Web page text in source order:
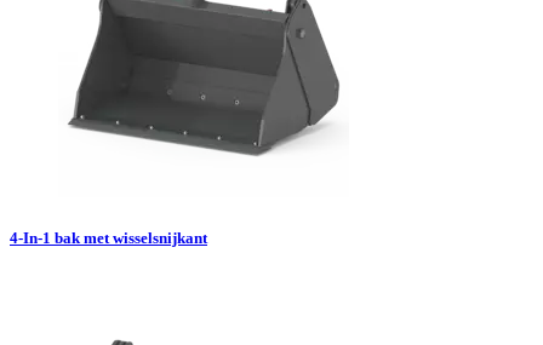
4-In-1 bak met wisselsnijkant